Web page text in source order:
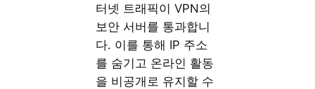
터넷 트래픽이 VPN의
보안 서버를 통과합니
다. 이를 통해 IP 주소
를 숨기고 온라인 활동
을 비공개로 유지할 수